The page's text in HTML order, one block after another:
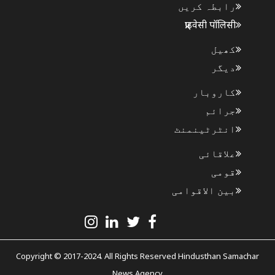
رابطہ کریں
प्राइवेसी पॉलिसी
کھیل
دیگر
کاروبار
جرائم
انٹرٹینمنٹ
علاقائی
قومی
بین الاقوامی
Copyright © 2017-2024. All Rights Reserved Hindusthan Samachar